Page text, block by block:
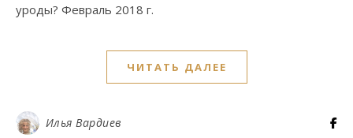
уроды? Февраль 2018 г.
ЧИТАТЬ ДАЛЕЕ
Илья Вардиев